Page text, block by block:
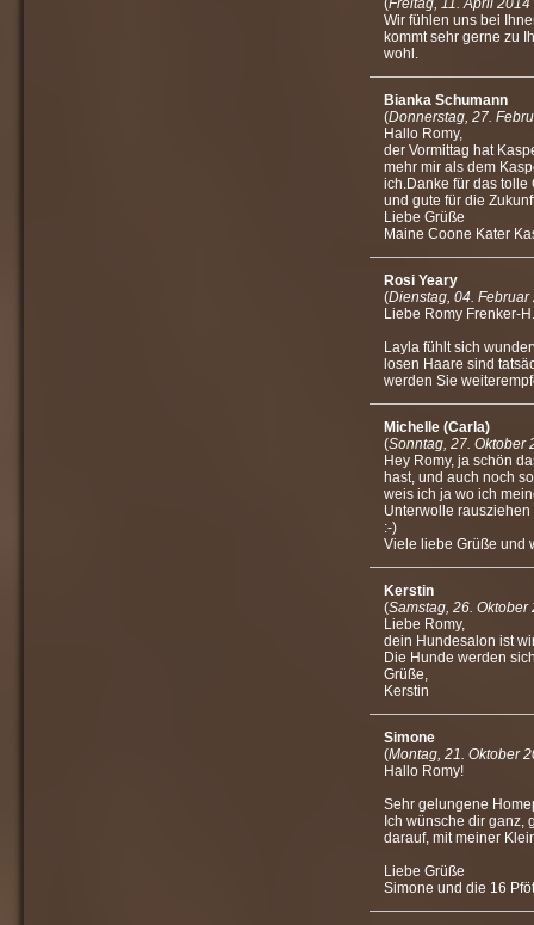
(Freitag, 11. April 2014
Wir fühlen uns bei
kommt sehr gerne zu
wohl.
Bianka Schumann
(Donnerstag, 27.
Hallo Romy,
der Vormittag hat
mehr mir als dem
ich.Danke für das tolle
und gute für die
Liebe Grüße
Maine Coone Kater
Rosi Yeary
(Dienstag, 04. Februar
Liebe Romy Frenker-
Layla fühlt sich
losen Haare sind
werden Sie
Michelle (Carla)
(Sonntag, 27. Oktober
Hey Romy, ja schön
hast, und auch noch
weis ich ja wo ich
Unterwolle
:-)
Viele liebe Grüße und
Kerstin
(Samstag, 26. Oktober
Liebe Romy,
dein Hundesalon ist
Die Hunde werden
Grüße,
Kerstin
Simone
(Montag, 21. Oktober
Hallo Romy!
Sehr gelungene
Ich wünsche dir ganz,
darauf, mit meiner
Liebe Grüße
Simone und die 16